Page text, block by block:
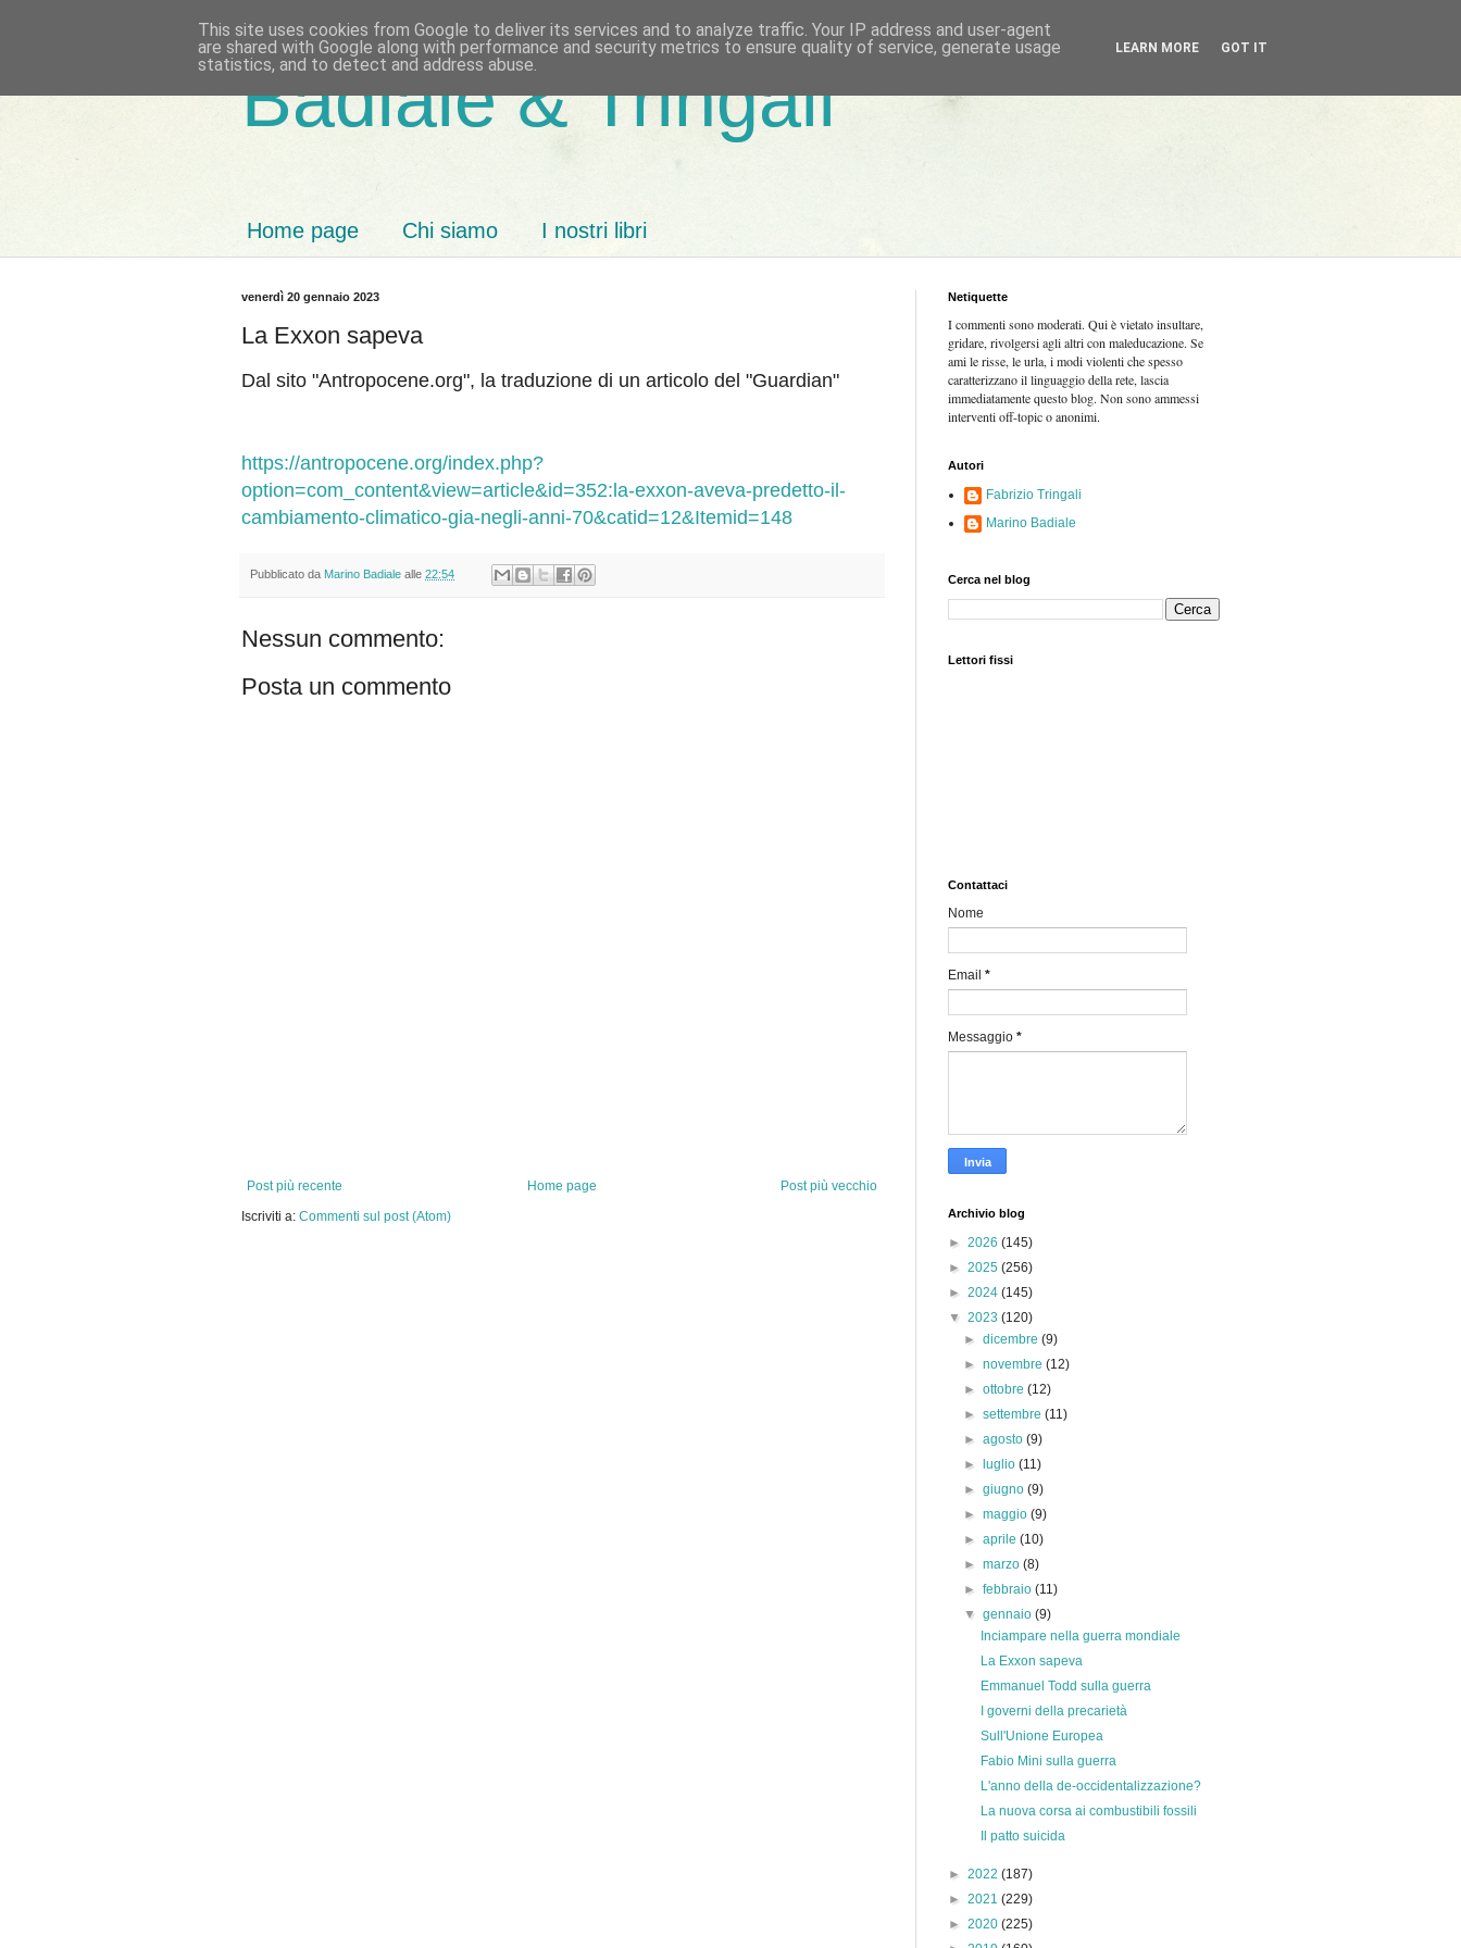
Badiale & Tringali
Home page Chi siamo I nostri libri
venerdì 20 gennaio 2023
La Exxon sapeva
Dal sito "Antropocene.org", la traduzione di un articolo del "Guardian"
https://antropocene.org/index.php?
option=com_content&view=article&id=352:la-exxon-aveva-predetto-il-
cambiamento-climatico-gia-negli-anni-70&catid=12&Itemid=148
Pubblicato da Marino Badiale alle 22:54
Nessun commento:
Posta un commento
Post più recente Post più vecchio
Home page
Iscriviti a: Commenti sul post (Atom)
Netiquette
I commenti sono moderati. Qui è vietato insultare,
gridare, rivolgersi agli altri con maleducazione. Se
ami le risse, le urla, i modi violenti che spesso
caratterizzano il linguaggio della rete, lascia
immediatamente questo blog. Non sono ammessi
interventi off-topic o anonimi.
Autori
Fabrizio Tringali
Marino Badiale
Cerca nel blog
Lettori fissi
Contattaci
Nome
Email *
Messaggio *
Archivio blog
► 2026 (145)
► 2025 (256)
► 2024 (145)
▼ 2023 (120)
►dicembre(9)
►novembre(12)
►ottobre(12)
►settembre(11)
►agosto(9)
►
luglio(11)
►giugno(9)
►maggio(9)
►aprile(10)
►marzo(8)
►febbraio(11)
▼gennaio(9)
Inciampare nella guerra mondiale
La Exxon sapeva
Emmanuel Todd sulla guerra
I governi della precarietà
Sull'Unione Europea
Fabio Mini sulla guerra
L'anno della de-occidentalizzazione?
La nuova corsa ai combustibili fossili
Il patto suicida
► 2022 (187)
► 2021 (229)
► 2020 (225)
This site uses cookies from Google to deliver its services and to analyze traffic. Your IP address and user-agent
are shared with Google along with performance and security metrics to ensure quality of service, generate usage
statistics, and to detect and address abuse.
LEARN MORE GOT IT